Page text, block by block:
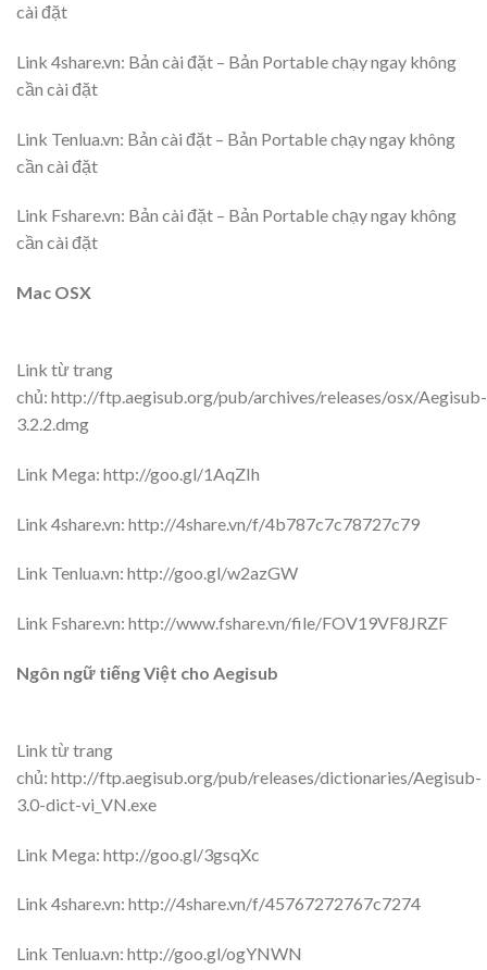
cài đặt
Link 4share.vn: Bản cài đặt – Bản Portable chạy ngay không
cần cài đặt
Link Tenlua.vn: Bản cài đặt – Bản Portable chạy ngay không
cần cài đặt
Link Fshare.vn: Bản cài đặt – Bản Portable chạy ngay không
cần cài đặt
Mac OSX
Link từ trang
chủ: http://ftp.aegisub.org/pub/archives/releases/osx/Aegisub-
3.2.2.dmg
Link Mega: http://goo.gl/1AqZIh
Link 4share.vn: http://4share.vn/f/4b787c7c78727c79
Link Tenlua.vn: http://goo.gl/w2azGW
Link Fshare.vn: http://www.fshare.vn/file/FOV19VF8JRZF
Ngôn ngữ tiếng Việt cho Aegisub
Link từ trang
chủ: http://ftp.aegisub.org/pub/releases/dictionaries/Aegisub-
3.0-dict-vi_VN.exe
Link Mega: http://goo.gl/3gsqXc
Link 4share.vn: http://4share.vn/f/45767272767c7274
Link Tenlua.vn: http://goo.gl/ogYNWN